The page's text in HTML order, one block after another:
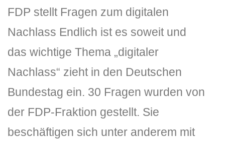
FDP stellt Fragen zum digitalen
Nachlass Endlich ist es soweit und
das wichtige Thema „digitaler
Nachlass“ zieht in den Deutschen
Bundestag ein. 30 Fragen wurden von
der FDP-Fraktion gestellt. Sie
beschäftigen sich unter anderem mit